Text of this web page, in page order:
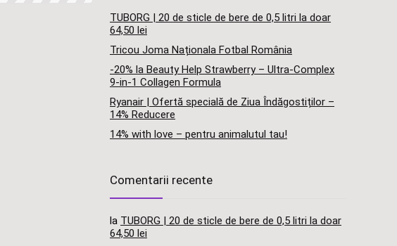
TUBORG | 20 de sticle de bere de 0,5 litri la doar
64,50 lei
Tricou Joma Naționala Fotbal România
-20% la Beauty Help Strawberry – Ultra-Complex
9-in-1 Collagen Formula
Ryanair | Ofertă specială de Ziua Îndăgostiților –
14% Reducere
14% with love – pentru animalutul tau!
Comentarii recente
la TUBORG | 20 de sticle de bere de 0,5 litri la doar
64,50 lei